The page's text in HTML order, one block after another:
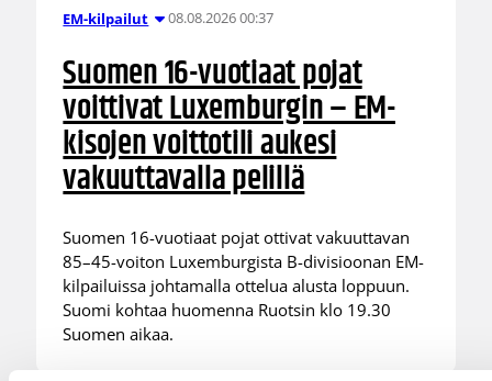
EM-kilpailut 08.08.2026 00:37
Suomen 16-vuotiaat pojat
voittivat Luxemburgin – EM-
kisojen voittotili aukesi
vakuuttavalla pelillä
Suomen 16-vuotiaat pojat ottivat vakuuttavan
85–45-voiton Luxemburgista B-divisioonan EM-
kilpailuissa johtamalla ottelua alusta loppuun.
Suomi kohtaa huomenna Ruotsin klo 19.30
Suomen aikaa.